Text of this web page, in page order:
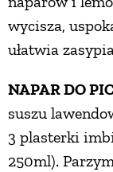
wycisza,
ułatwia
NAPAR DO
suszu
3 plasterki
250ml).